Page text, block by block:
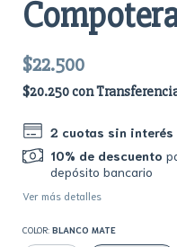
$22.500
$20.250con
2 cuotas sin interés
10% de descuento
depósito bancario
Ver más detalles
COLOR: BLANCO MATE